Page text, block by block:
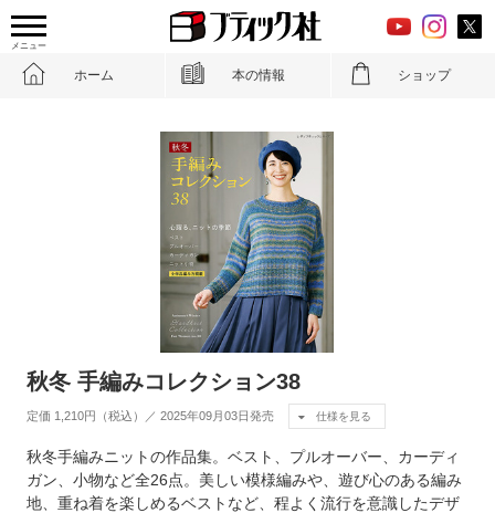
メニュー
ホーム 本の情報 ショップ
秋冬 手編みコレクション38
定価 1,210円（税込）／ 2025年09月03日発売 仕様を見る
秋冬手編みニットの作品集。ベスト、プルオーバー、カーディ
ガン、小物など全26点。美しい模様編みや、遊び心のある編み
地、重ね着を楽しめるベストなど、程よく流行を意識したデザ